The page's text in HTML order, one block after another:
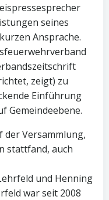
seines
Ansprache.
zeigt) zu
Einführung
Gemeindeebene.
der Versammlung,
stattfand, auch
und Henning
war seit 2008